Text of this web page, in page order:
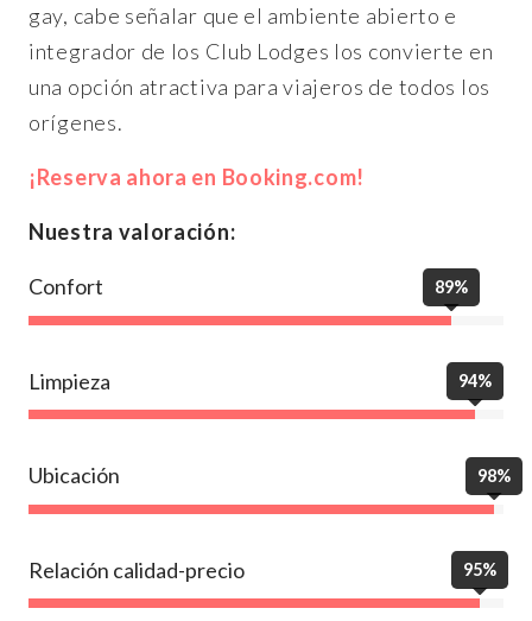
gay, cabe señalar que el ambiente abierto e
integrador de los Club Lodges los convierte en
una opción atractiva para viajeros de todos los
orígenes.
¡Reserva ahora en Booking.com!
Nuestra valoración:
Confort 89%
Limpieza 94%
Ubicación 98%
Relación calidad-precio 95%